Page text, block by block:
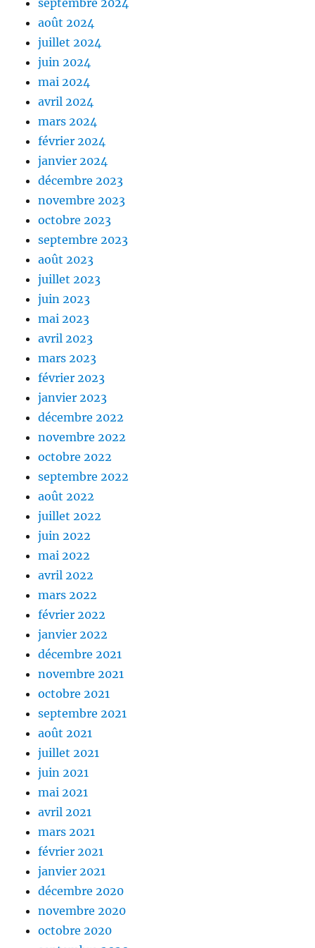
août 2024
juillet 2024
juin 2024
mai 2024
avril 2024
mars 2024
février 2024
janvier 2024
décembre 2023
novembre 2023
octobre 2023
septembre 2023
août 2023
juillet 2023
juin 2023
mai 2023
avril 2023
mars 2023
février 2023
janvier 2023
décembre 2022
novembre 2022
octobre 2022
septembre 2022
août 2022
juillet 2022
juin 2022
mai 2022
avril 2022
mars 2022
février 2022
janvier 2022
décembre 2021
novembre 2021
octobre 2021
septembre 2021
août 2021
juillet 2021
juin 2021
mai 2021
avril 2021
mars 2021
février 2021
janvier 2021
décembre 2020
novembre 2020
octobre 2020